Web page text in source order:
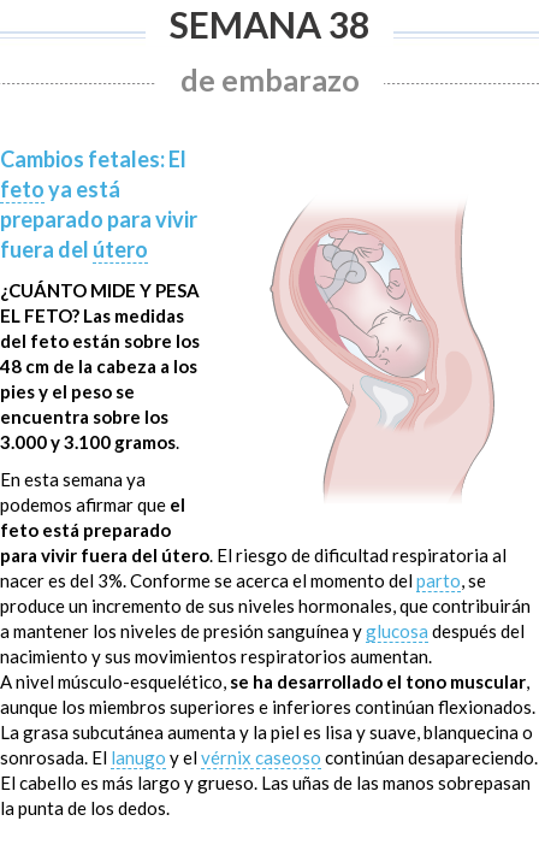
SEMANA 38
de embarazo
Cambios fetales: El
fetoya está
preparado para vivir
fuera del útero
¿CUÁNTO MIDE Y PESA
EL FETO? Las medidas
del feto están sobre los
48 cm de la cabeza a los
pies y el peso se
encuentra sobre los
3.000 y 3.100 gramos.
En esta semana ya
podemos afirmar que el
feto está preparado
para vivir fuera del útero. El riesgo de dificultad respiratoria al
nacer es del 3%. Conforme se acerca el momento delparto, se
produce un incremento de sus niveles hormonales, que contribuirán
a mantener los niveles de presión sanguínea yglucosa después del
nacimiento y sus movimientos respiratorios aumentan.
A nivel músculo-esquelético, se ha desarrollado el tono muscular,
aunque los miembros superiores e inferiores continúan flexionados.
La grasa subcutánea aumenta y la piel es lisa y suave, blanquecina o
sonrosada. El lanugo y elvérnix caseoso continúan desapareciendo.
El cabello es más largo y grueso. Las uñas de las manos sobrepasan
la punta de los dedos.